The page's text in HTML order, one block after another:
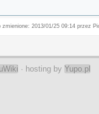
2013/01/25 09:14 przez
· hosting by Yupo.pl